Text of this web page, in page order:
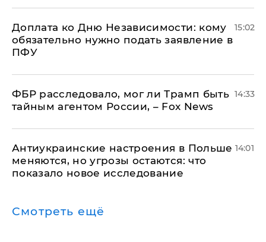
Доплата ко Дню Независимости: кому
обязательно нужно подать заявление в
ПФУ
15:02
ФБР расследовало, мог ли Трамп быть
тайным агентом России, – Fox News
14:33
Антиукраинские настроения в Польше
меняются, но угрозы остаются: что
показало новое исследование
14:01
Смотреть ещё